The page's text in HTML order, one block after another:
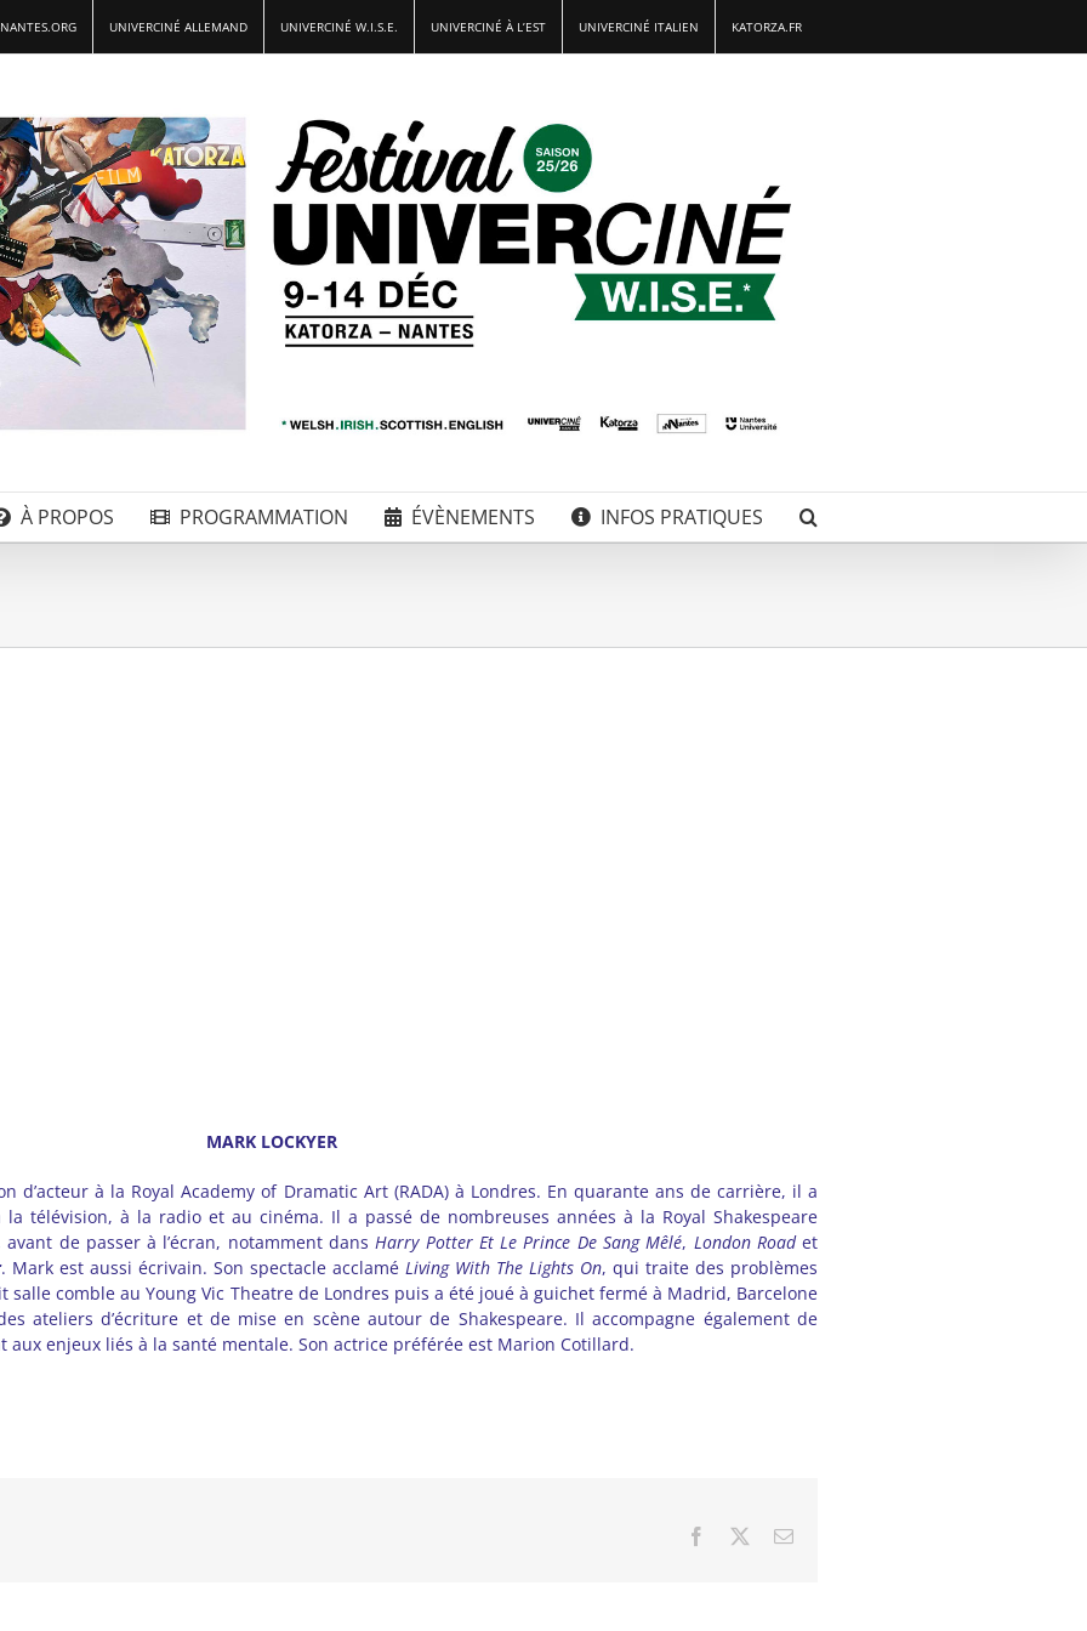
UNIVERCINÉ ALLEMAND UNIVERCINÉ W.I.S.E. UNIVERCINÉ À L’EST UNIVERCINÉ ITALIEN KATORZA.FR
À PROPOS PROGRAMMATION ÉVÈNEMENTS INFOS PRATIQUES
MARK LOCKYER
d’acteur à la Royal Academy of Dramatic Art (RADA) à Londres. En quarante ans de carrière, il a
télévision, à la radio et au cinéma. Il a passé de nombreuses années à la Royal Shakespeare
de passer à l’écran, notamment dansHarry Potter Et Le Prince De Sang Mêlé, London Roadet
. Mark est aussi écrivain. Son spectacle acclaméLiving With The Lights On, qui traite des problèmes
comble au Young Vic Theatre de Londres puis a été joué à guichet fermé à Madrid, Barcelone
ateliers d’écriture et de mise en scène autour de Shakespeare. Il accompagne également de
aux enjeux liés à la santé mentale. Son actrice préférée est Marion Cotillard.
Facebook Email